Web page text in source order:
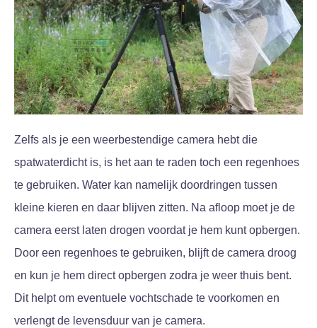
Zelfs als je een weerbestendige camera hebt die
spatwaterdicht is, is het aan te raden toch een regenhoes
te gebruiken. Water kan namelijk doordringen tussen
kleine kieren en daar blijven zitten. Na afloop moet je de
camera eerst laten drogen voordat je hem kunt opbergen.
Door een regenhoes te gebruiken, blijft de camera droog
en kun je hem direct opbergen zodra je weer thuis bent.
Dit helpt om eventuele vochtschade te voorkomen en
verlengt de levensduur van je camera.